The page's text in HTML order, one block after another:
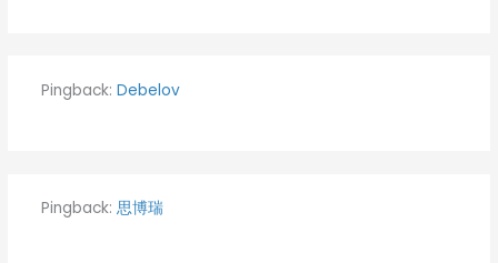
Pingback: Debelov
Pingback: 思博瑞